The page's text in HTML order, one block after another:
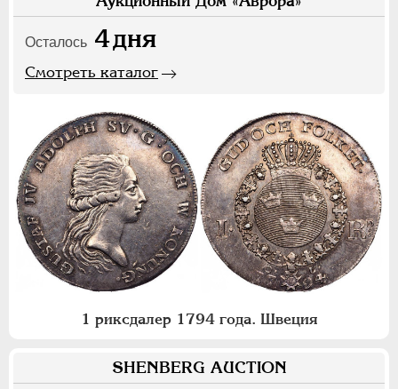
Осталось 4дня
Смотреть каталог
1 риксдалер 1794 года. Швеция
SHENBERG AUCTION